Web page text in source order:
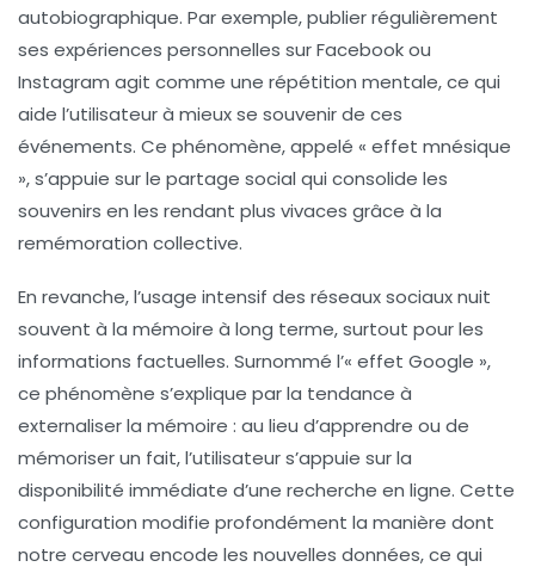
autobiographique. Par exemple, publier régulièrement
ses expériences personnelles sur Facebook ou
Instagram agit comme une répétition mentale, ce qui
aide l’utilisateur à mieux se souvenir de ces
événements. Ce phénomène, appelé « effet mnésique
», s’appuie sur le partage social qui consolide les
souvenirs en les rendant plus vivaces grâce à la
remémoration collective.
En revanche, l’usage intensif des réseaux sociaux nuit
souvent à la mémoire à long terme, surtout pour les
informations factuelles. Surnommé l’« effet Google »,
ce phénomène s’explique par la tendance à
externaliser la mémoire : au lieu d’apprendre ou de
mémoriser un fait, l’utilisateur s’appuie sur la
disponibilité immédiate d’une recherche en ligne. Cette
configuration modifie profondément la manière dont
notre cerveau encode les nouvelles données, ce qui